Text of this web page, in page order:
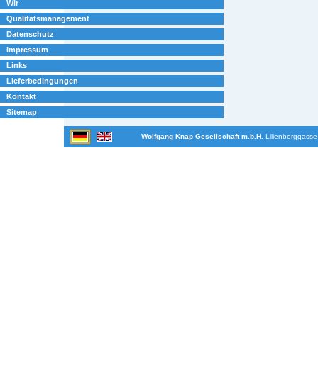
Wir
Qualitätsmanagement
Datenschutz
Impressum
Links
Lieferbedingungen
Kontakt
Sitemap
Wolfgang Knap Gesellschaft m.b.H.